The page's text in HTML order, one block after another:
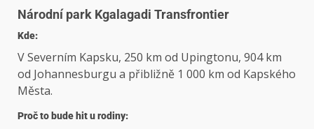
Národní park Kgalagadi Transfrontier
Kde:
V Severním Kapsku, 250 km od Upingtonu, 904 km
od Johannesburgu a přibližně 1 000 km od Kapského
Města.
Proč to bude hit u rodiny: